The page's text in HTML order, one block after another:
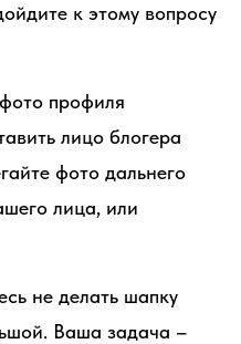
к этому вопросу
профиля
лицо блогера
фото дальнего
лица, или
не делать шапку
Ваша задача –